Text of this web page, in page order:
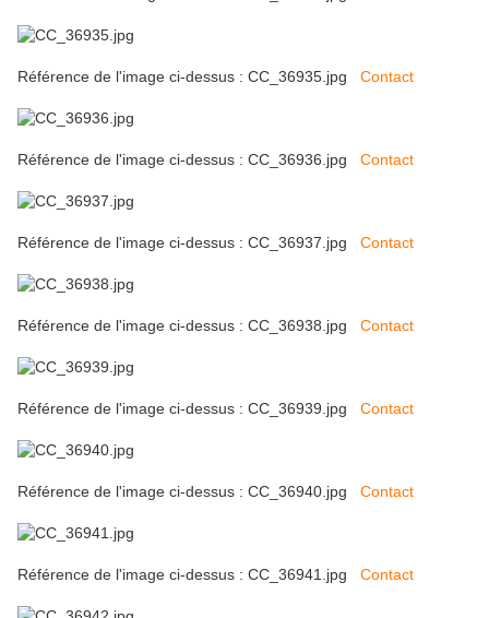
Référence de l'image ci-dessus : CC_36935.jpg Contact
Référence de l'image ci-dessus : CC_36936.jpg Contact
Référence de l'image ci-dessus : CC_36937.jpg Contact
Référence de l'image ci-dessus : CC_36938.jpg Contact
Référence de l'image ci-dessus : CC_36939.jpg Contact
Référence de l'image ci-dessus : CC_36940.jpg Contact
Référence de l'image ci-dessus : CC_36941.jpg Contact